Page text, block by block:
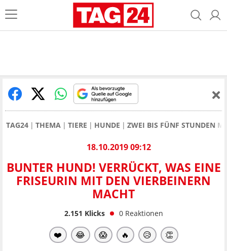
TAG24 THEMA TIERE HUNDE ZWEI BIS FÜNF STUNDEN
18.10.2019 09:12
BUNTER HUND! VERRÜCKT, WAS EINE
FRISEURIN MIT DEN VIERBEINERN
MACHT
2.151 Klicks 0 Reaktionen
❤️ 😂 😱 🔥 😥 👏